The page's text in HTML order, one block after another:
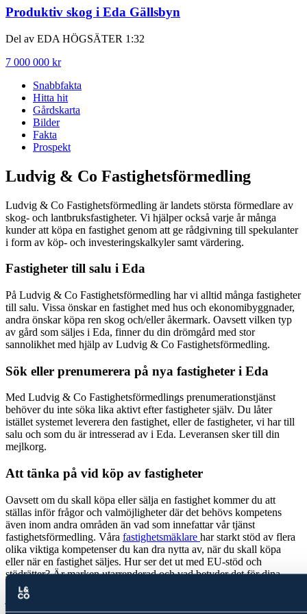
Produktiv skog i Eda Gällsbyn
Del av EDA HÖGSÄTER 1:32
7 000 000 kr
Snabbfakta
Hitta hit
Gårdskarta
Bilder
Fakta
Prospekt
Ludvig & Co Fastighetsförmedling
Ludvig & Co Fastighetsförmedling är landets största förmedlare av
skog- och lantbruksfastigheter. Vi hjälper också varje år många
kunder att köpa en fastighet genom att ge rådgivning till spekulanter
i form av köp- och investeringskalkyler samt värdering.
Fastigheter till salu i Eda
På Ludvig & Co Fastighetsförmedling har vi alltid många fastigheter
till salu. Vissa önskar en fastighet med hus och ekonomibyggnader,
andra önskar köpa ren skog och/eller åkermark. Oavsett vilken typ
av gård som säljes i Eda, finner du din drömgård med stor
sannolikhet med hjälp av Ludvig & Co Fastighetsförmedling.
Sök eller prenumerera på nya fastigheter i Eda
Med Ludvig & Co Fastighetsförmedlings prenumerationstjänst
behöver du inte söka lika aktivt efter fastigheter själv. Du låter
istället systemet leverera den fastighet, eller de fastigheter, vi har till
salu och som du är intresserad av i Eda. Leveransen sker till din
mejlkorg.
Att tänka på vid köp av fastigheter
Oavsett om du skall köpa eller sälja en fastighet kommer du att
ställas inför frågor och valmöjligheter där det behövs kompetens
även inom andra områden än vad som innefattar vår tjänst
fastighetsförmedling. Våra fastighetsmäklare har starkt stöd av flera
olika viktiga kompetenser du kan dra nytta av, när du skall köpa
eller när en fastighet säljes. Hur ser det ut med EU-stöd och
stödrätter? Är marken utarrenderad och vad betyder det för dina
planer? Vi har experter på skatterätt, ekonomi, rådgivning och
juridik, som kan hjälpa dig att hitta den bästa möjliga lösningen när
du ska köpaskogeller jordbruk-/lantbruksfastighet.